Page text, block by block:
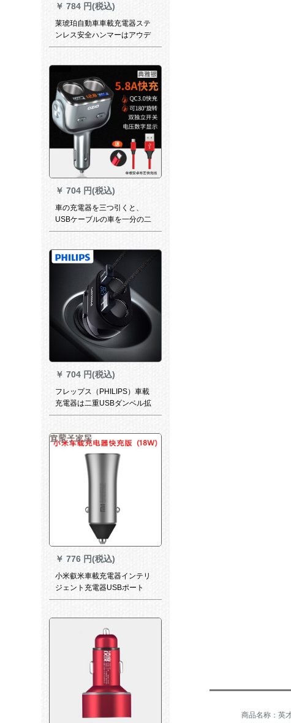
￥ 784 円(税込)
莱琥珀自動車車載充電器ステ
ンレス安全ハンマーはアウデ
ィ/BMW/ベンツ/ホンダフォル
産に三本のケーブル充電器
BMWに三本のデータラインを
送ります。
￥ 704 円(税込)
車の充電器を三つ引くと、
USBケーブルの車を一分の二
の無線車でシガラターを充電
フラッシュ充版（布芸安卓快
充線を送ります。）
￥ 704 円(税込)
フレップス（PHILIPS）車載
充電器は二重USBダンベル拡
张口电圧监视【ダブルUSBダ
牽引します。
￥ 776 円(税込)
小米叡米車載充電器インテリ
ジェント充電器USBポート
Bluetoothは二多機能の快速車